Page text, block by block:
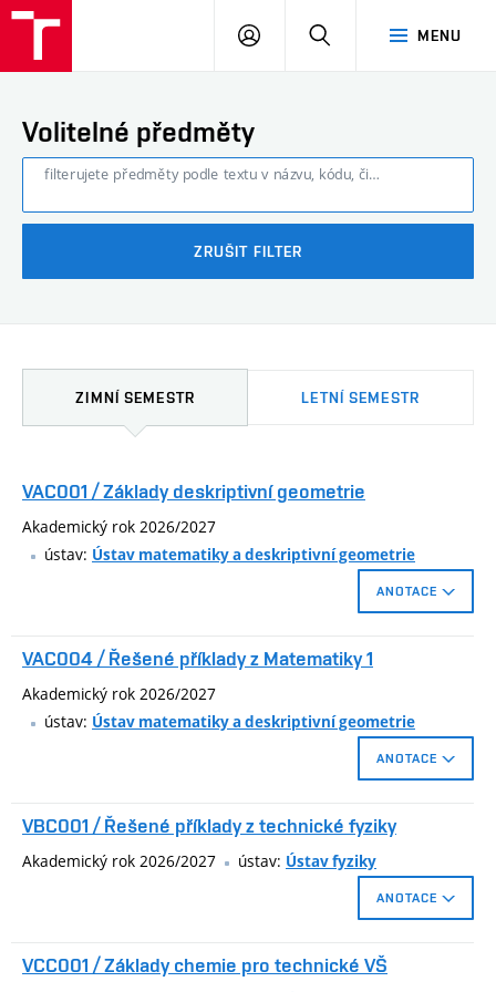
Brno
MENU
PŘIHLÁSIT
Volitelné předměty
filterujete předměty podle textu v názvu, kódu, či obsahu...
ZRUŠIT FILTER
ZIMNÍ SEMESTR LETNÍ SEMESTR
VAC001 / Základy deskriptivní geometrie
Akademický rok 2026/2027
ústav: Ústav matematiky a deskriptivní geometrie
ANOTACE
v rovině, konstrukce elipsy na základě ohniskových vlastností,
základy stereometrie, základy rovnoběžného a středového
promítání, perspektivní afinita, perspektivní kolineace, křivka
afinní ke kružnici. kótované promítání, základy kolmé
VAC004 / Řešené příklady z Matematiky 1
Akademický rok 2026/2027
ústav: Ústav matematiky a deskriptivní geometrie
ANOTACE
matematiky, elementární funkce a jejich grafy, základy
diferenciálního počtu, úvod do lineární algebry, analytická
geometrie. Výuka se v tomto předmětu přizpůsobuje látce
probírané v základním povinném kurzu matematiky v tomto
VBC001 / Řešené příklady z technické fyziky
Akademický rok 2026/2027 ústav: Ústav fyziky
ANOTACE
technické fyziky. Tento volitelný předmět slouží jako podpora
VCC001 / Základy chemie pro technické VŠ